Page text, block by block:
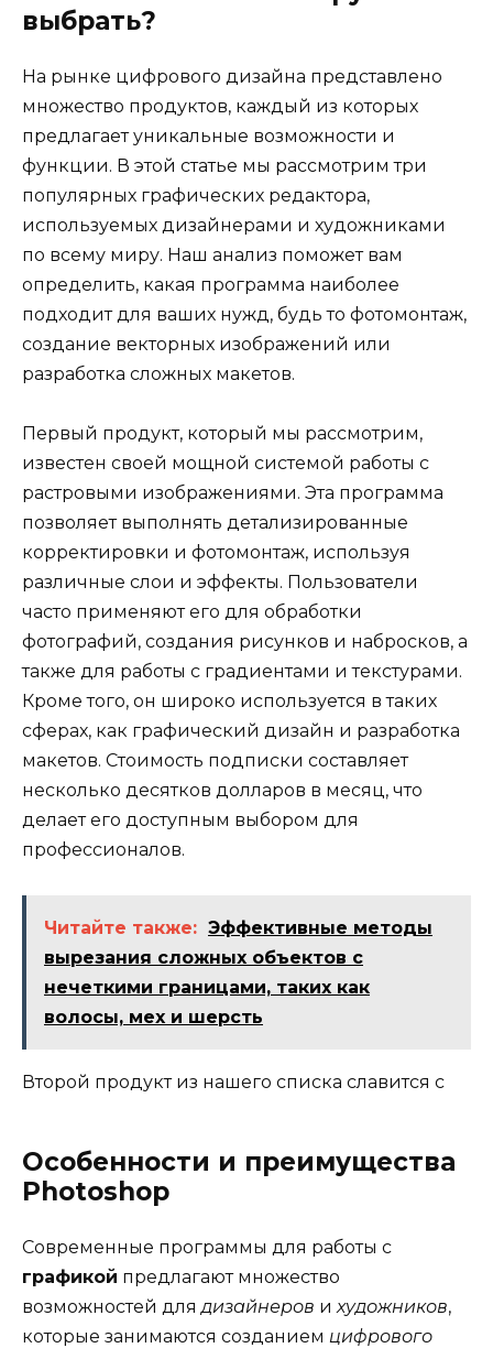
выбрать?
На рынке цифрового дизайна представлено
множество продуктов, каждый из которых
предлагает уникальные возможности и
функции. В этой статье мы рассмотрим три
популярных графических редактора,
используемых дизайнерами и художниками
по всему миру. Наш анализ поможет вам
определить, какая программа наиболее
подходит для ваших нужд, будь то фотомонтаж,
создание векторных изображений или
разработка сложных макетов.
Первый продукт, который мы рассмотрим,
известен своей мощной системой работы с
растровыми изображениями. Эта программа
позволяет выполнять детализированные
корректировки и фотомонтаж, используя
различные слои и эффекты. Пользователи
часто применяют его для обработки
фотографий, создания рисунков и набросков, а
также для работы с градиентами и текстурами.
Кроме того, он широко используется в таких
сферах, как графический дизайн и разработка
макетов. Стоимость подписки составляет
несколько десятков долларов в месяц, что
делает его доступным выбором для
профессионалов.
Читайте также: Эффективные методы
вырезания сложных объектов с
нечеткими границами, таких как
волосы, мех и шерсть
Второй продукт из нашего списка славится с
Особенности и преимущества
Photoshop
Современные программы для работы с
графикой предлагают множество
возможностей для дизайнеров и художников,
которые занимаются созданием цифрового